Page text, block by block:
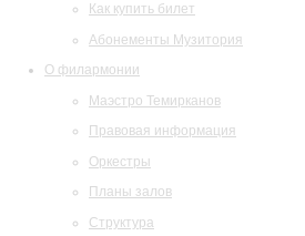
Как купить билет
Абонементы Музитория
О филармонии
Маэстро Темирканов
Правовая информация
Оркестры
Планы залов
Структура